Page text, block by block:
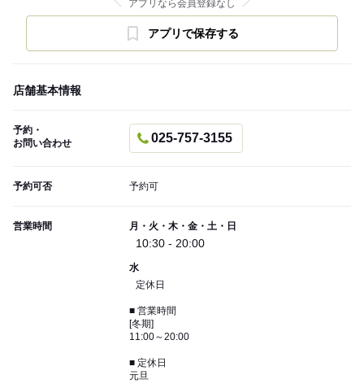
アプリなら会員登録なし
アプリで保存する
店舗基本情報
予約・
お問い合わせ
025-757-3155
予約可否 予約可
営業時間 月・火・木・金・土・日
10:30 - 20:00
水
定休日
■ 営業時間
[冬期]
11:00～20:00
■ 定休日
元旦